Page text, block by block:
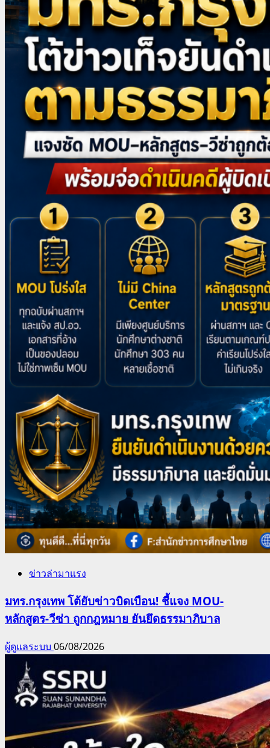
ข่าวล่ามาแรง
มทร.กรุงเทพ โต้ยับข่าวบิดเบือน! ชี้แจง MOU-
หลักสูตร-วีซ่า ถูกกฎหมาย ยันยึดธรรมาภิบาล
ผู้ดูแลระบบ 06/08/2026